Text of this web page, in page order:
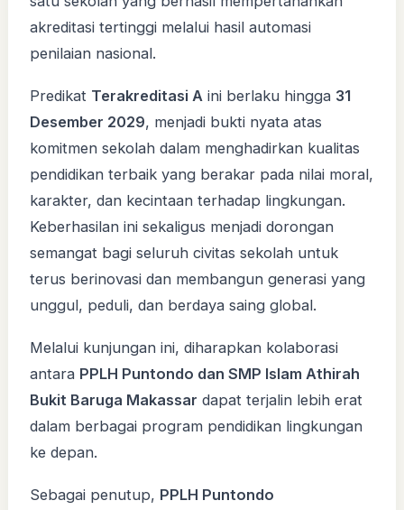
akreditasi tertinggi melalui hasil automasi
penilaian nasional.
Predikat Terakreditasi A ini berlaku hingga 31
Desember 2029, menjadi bukti nyata atas
komitmen sekolah dalam menghadirkan kualitas
pendidikan terbaik yang berakar pada nilai moral,
karakter, dan kecintaan terhadap lingkungan.
Keberhasilan ini sekaligus menjadi dorongan
semangat bagi seluruh civitas sekolah untuk
terus berinovasi dan membangun generasi yang
unggul, peduli, dan berdaya saing global.
Melalui kunjungan ini, diharapkan kolaborasi
antara PPLH Puntondo dan SMP Islam Athirah
Bukit Baruga Makassar dapat terjalin lebih erat
dalam berbagai program pendidikan lingkungan
ke depan.
Sebagai penutup, PPLH Puntondo